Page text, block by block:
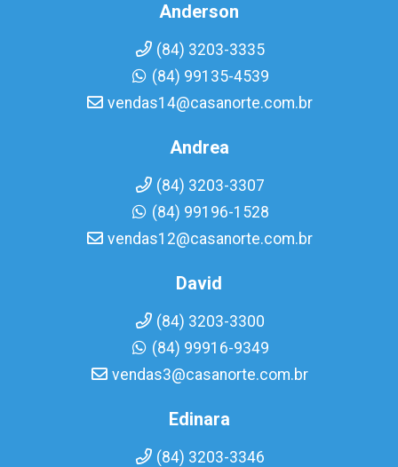
Anderson
(84) 3203-3335
(84) 99135-4539
vendas14@casanorte.com.br
Andrea
(84) 3203-3307
(84) 99196-1528
vendas12@casanorte.com.br
David
(84) 3203-3300
(84) 99916-9349
vendas3@casanorte.com.br
Edinara
(84) 3203-3346